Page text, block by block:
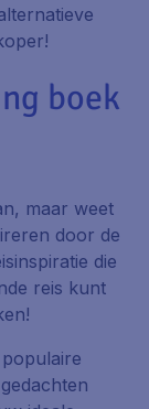
boek
maar weet
door de
die
reis kunt